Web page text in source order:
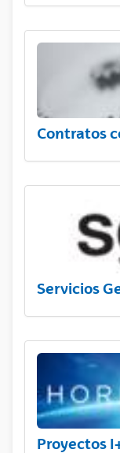
Contratos
Servicios
Proyectos